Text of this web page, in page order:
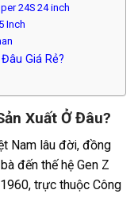
24S 24 inch
Inch
Giá Rẻ?
Xuất Ở Đâu?
Nam lâu đời, đồng
đến thế hệ Gen Z
trực thuộc Công